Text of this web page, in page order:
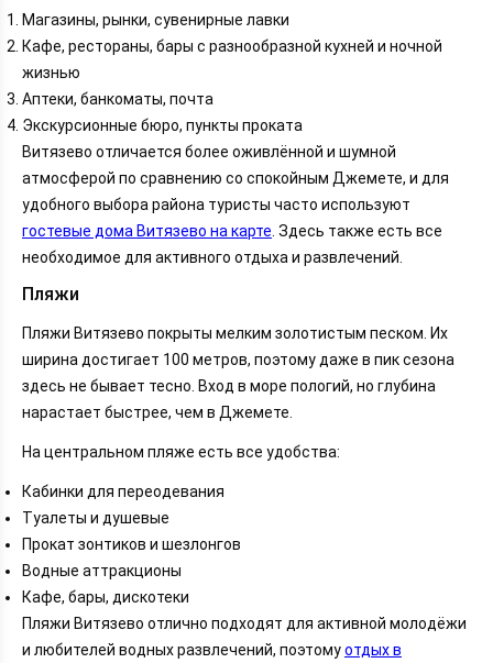
Магазины, рынки, сувенирные лавки
Кафе, рестораны, бары с разнообразной кухней и ночной
жизнью
Аптеки, банкоматы, почта
Экскурсионные бюро, пункты проката
Витязево отличается более оживлённой и шумной
атмосферой по сравнению со спокойным Джемете, и для
удобного выбора района туристы часто используют
гостевые дома Витязево на карте . Здесь также есть все
необходимое для активного отдыха и развлечений.
Пляжи
Пляжи Витязево покрыты мелким золотистым песком. Их
ширина достигает 100 метров, поэтому даже в пик сезона
здесь не бывает тесно. Вход в море пологий, но глубина
нарастает быстрее, чем в Джемете.
На центральном пляже есть все удобства:
Кабинки для переодевания
Туалеты и душевые
Прокат зонтиков и шезлонгов
Водные аттракционы
Кафе, бары, дискотеки
Пляжи Витязево отлично подходят для активной молодёжи
и любителей водных развлечений, поэтомуотдых в